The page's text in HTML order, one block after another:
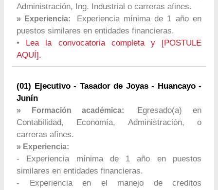
Administración, Ing. Industrial o carreras afines.
» Experiencia:
Experiencia mínima de 1 año en
puestos similares en entidades financieras.
•
Lea la convocatoria completa y [POSTULE
AQUÍ].
(01) Ejecutivo - Tasador de Joyas - Huancayo -
Junín
» Formación académica:
Egresado(a) en
Contabilidad, Economía, Administración, o
carreras afines.
» Experiencia:
- Experiencia mínima de 1 año en puestos
similares en entidades financieras.
- Experiencia en el manejo de creditos